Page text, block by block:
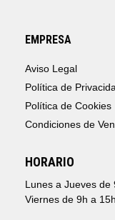
EMPRESA
Aviso Legal
Política de
Política de Cookies
Condiciones de
HORARIO
Lunes a Jueves de
Viernes de 9h a 15h